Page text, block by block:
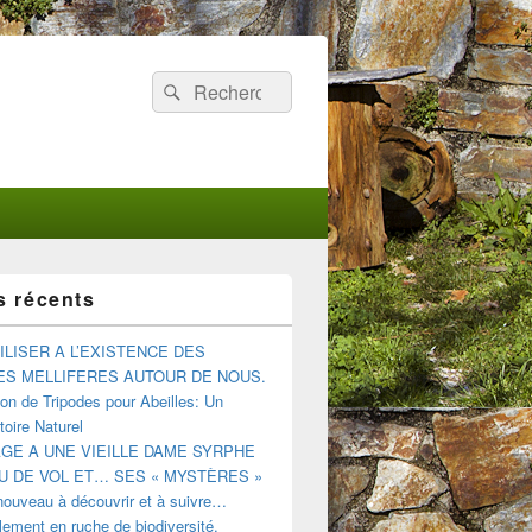
Recherche :
Rechercher
récents
A L’EXISTENCE DES
MELLIFERES AUTOUR DE NOUS.
de Tripodes pour Abeilles: Un
Naturel
A UNE VIEILLE DAME SYRPHE
DE VOL ET… SES « MYSTÈRES »
à découvrir et à suivre…
en ruche de biodiversité.